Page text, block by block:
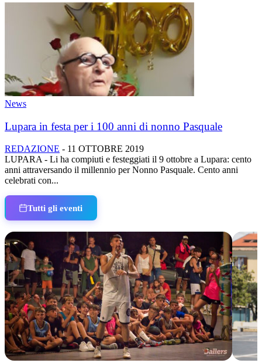
News
Lupara in festa per i 100 anni di nonno Pasquale
REDAZIONE - 11 OTTOBRE 2019
LUPARA - Li ha compiuti e festeggiati il 9 ottobre a Lupara: cento
anni attraversando il millennio per Nonno Pasquale. Cento anni
celebrati con...
Tutti gli eventi